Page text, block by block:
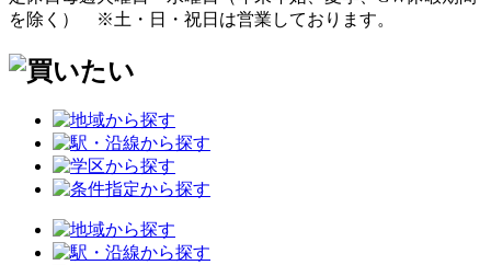
を除く）
※土・日・祝日は営業しております。